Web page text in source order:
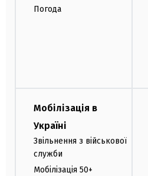
Погода
Мобілізація в
Україні
Звільнення з військової
служби
Мобілізація 50+